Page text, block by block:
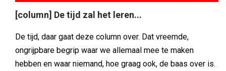
[column] De tijd zal het leren...
De tijd, daar gaat deze column over. Dat vreemde,
ongrijpbare begrip waar we allemaal mee te maken
hebben en waar niemand, hoe graag ook, de baas over is.